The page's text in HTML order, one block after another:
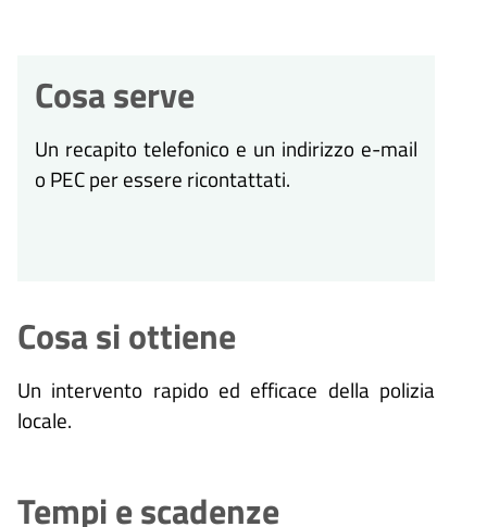
Cosa serve
Un recapito telefonico e un indirizzo e-mail
o PEC per essere ricontattati.
Cosa si ottiene
Un intervento rapido ed efficace della polizia
locale.
Tempi e scadenze